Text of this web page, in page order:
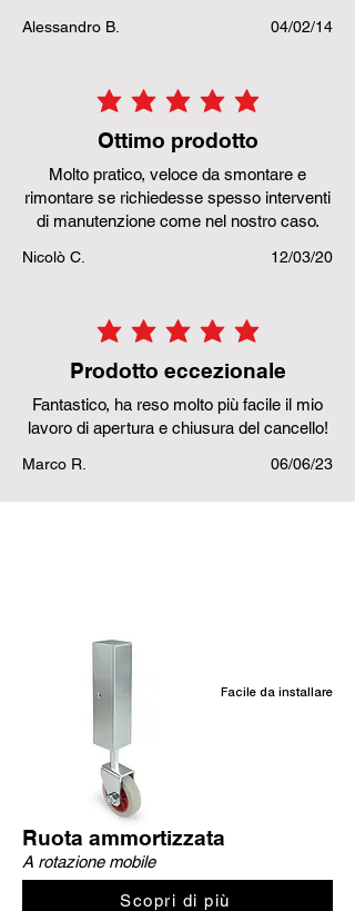
Alessandro B. 04/02/14
la valutazione media è 5 su
Ottimo prodotto
Molto pratico, veloce da smontare e
rimontare se richiedesse spesso interventi
di manutenzione come nel nostro caso.
Nicolò C. 12/03/20
la valutazione media è 5 su
Prodotto eccezionale
Fantastico, ha reso molto più facile il mio
lavoro di apertura e chiusura del cancello!
Marco R. 06/06/23
Facile da installare
Ruota ammortizzata
A rotazione mobile
Scopri di più